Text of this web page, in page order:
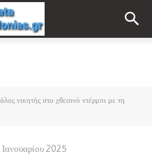
νικητής στο χθεσινό ντέρμπι με τη
2025